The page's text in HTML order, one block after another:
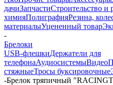
дачиЗапчастиСтроительство и
химияПолиграфияРезина,
материалыУцененный товар
-
Брелоки
USB-флешкиДержатели для
телефонаАудиосистемыВидео
стяжныеТросы буксировочные
-Брелок тряпичный